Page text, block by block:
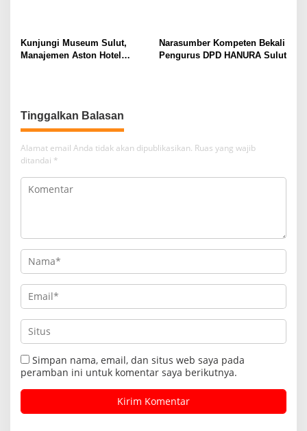
Kunjungi Museum Sulut,
Manajemen Aston Hotel
Narasumber Kompeten Bekali
Pengurus DPD HANURA Sulut
Tinggalkan Balasan
Alamat email Anda tidak akan dipublikasikan. Ruas yang wajib
ditandai *
Simpan nama, email, dan situs web saya pada
peramban ini untuk komentar saya berikutnya.